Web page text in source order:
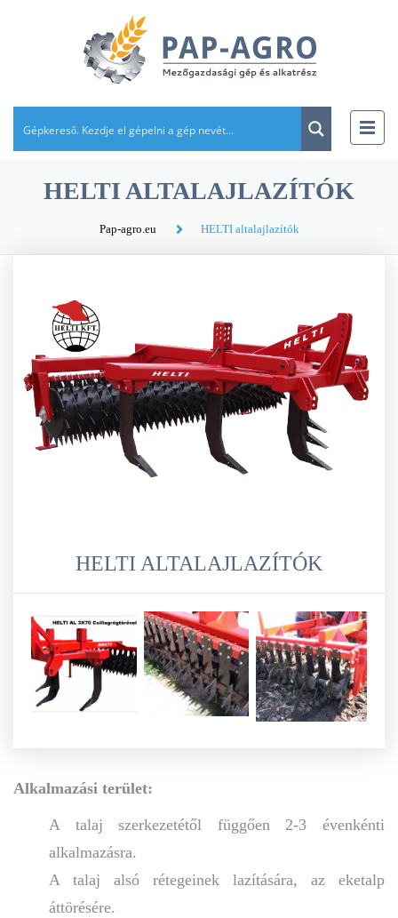
HELTI ALTALAJLAZÍTÓK
Pap-agro.eu HELTI altalajlazítók
HELTI ALTALAJLAZÍTÓK
Alkalmazási terület:
A talaj szerkezetétől függően 2-3 évenkénti
alkalmazásra.
A talaj alsó rétegeinek lazítására, az eketalp
áttörésére.